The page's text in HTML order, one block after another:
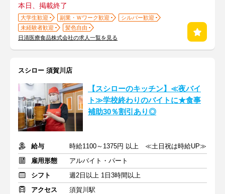
本日、掲載終了
大学生歓迎 副業・Ｗワーク歓迎
シルバー歓迎
未経験者歓迎
髪色自由
日清医療食品株式会社の求人一覧を見る
スシロー 須賀川店
【スシローのキッチン】≪夜バイ
ト≫学校終わりのバイトに★食事
補助30％割引あり◎
給与
時給1100～1375円 以上 ≪土日祝は時給UP≫
雇用形態
アルバイト・パート
シフト
週2日以上 1日3時間以上
アクセス
須賀川駅